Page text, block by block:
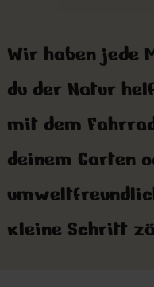
Wir haben jede
du der Natur
mit dem
deinem Garten
kleine Schritt